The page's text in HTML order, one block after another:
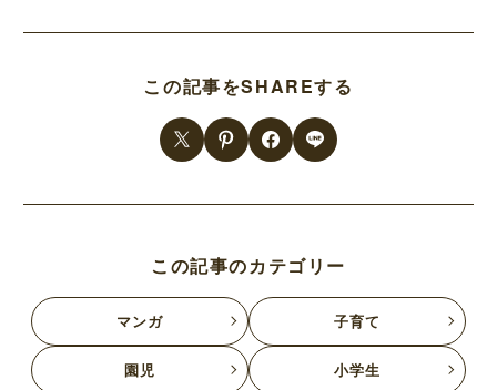
この記事をSHAREする
この記事のカテゴリー
マンガ 子育て
園児 小学生